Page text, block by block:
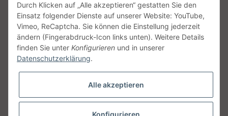
Unsere Communities
Durch Klicken auf „Alle akzeptieren“ gestatten Sie den
Einsatz folgender Dienste auf unserer Website: YouTube,
Vimeo, ReCaptcha. Sie können die Einstellung jederzeit
ändern (Fingerabdruck-Icon links unten). Weitere Details
finden Sie unter Konfigurieren und in unserer
Datenschutzerklärung.
Alle akzeptieren